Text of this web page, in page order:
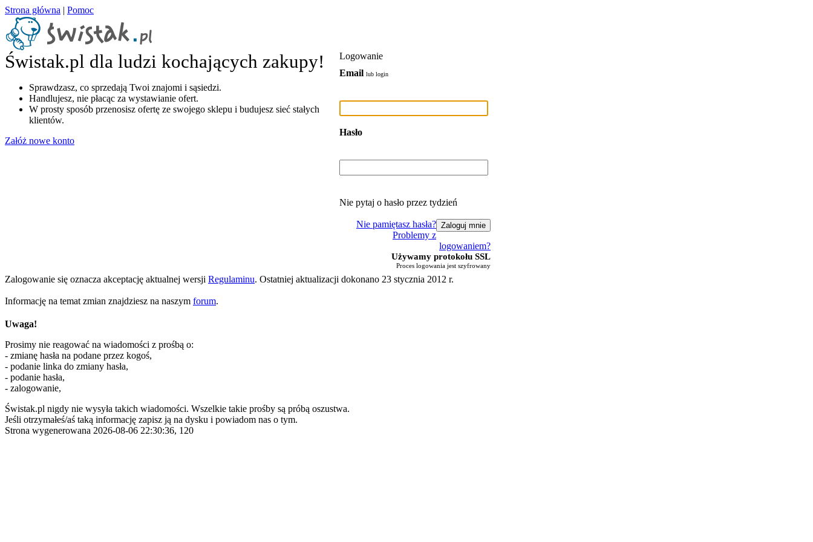
Strona główna | Pomoc
Świstak.pl dla ludzi kochających zakupy!
Sprawdzasz, co sprzedają Twoi znajomi i sąsiedzi.
Handlujesz, nie płacąc za wystawianie ofert.
W prosty sposób przenosisz ofertę ze swojego sklepu i budujesz sieć stałych
klientów.
Załóż nowe konto
Logowanie
Email lub login
Hasło
Nie pytaj o hasło przez tydzień
Nie pamiętasz hasła?
Problemy z
logowaniem?
Używamy protokołu SSL
Proces logowania jest szyfrowany
Zalogowanie się oznacza akceptację aktualnej wersji Regulaminu. Ostatniej aktualizacji dokonano 23 stycznia 2012 r.
Informację na temat zmian znajdziesz na naszym forum.
Uwaga!
Prosimy nie reagować na wiadomości z prośbą o:
- zmianę hasła na podane przez kogoś,
- podanie linka do zmiany hasła,
- podanie hasła,
- zalogowanie,
Świstak.pl nigdy nie wysyła takich wiadomości. Wszelkie takie prośby są próbą oszustwa.
Jeśli otrzymałeś/aś taką informację zapisz ją na dysku i powiadom nas o tym.
Strona wygenerowana 2026-08-06 22:30:36, 120